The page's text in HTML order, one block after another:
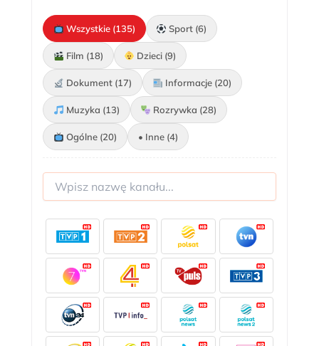
Wszystkie (135) Sport (6)
Film (18) Dzieci (9)
Dokument (17) Informacje (20)
Muzyka (13) Rozrywka (28)
Ogólne (20) • Inne (4)